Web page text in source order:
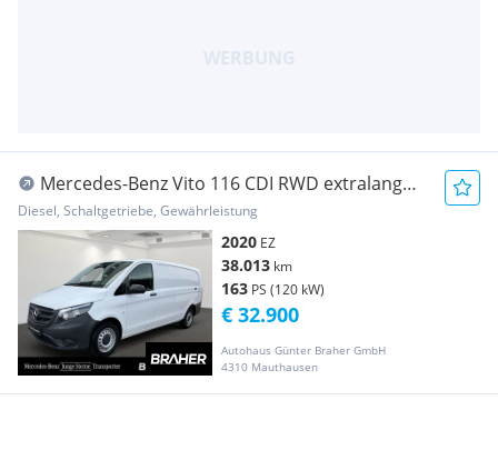
Mercedes-Benz Vito 116 CDI RWD extralang
Base AHK Transporter / Kastenwagen
Diesel, Schaltgetriebe, Gewährleistung
2020 EZ
38.013 km
163 PS (120 kW)
Autohaus Günter Braher GmbH
4310 Mauthausen
€ 32.900